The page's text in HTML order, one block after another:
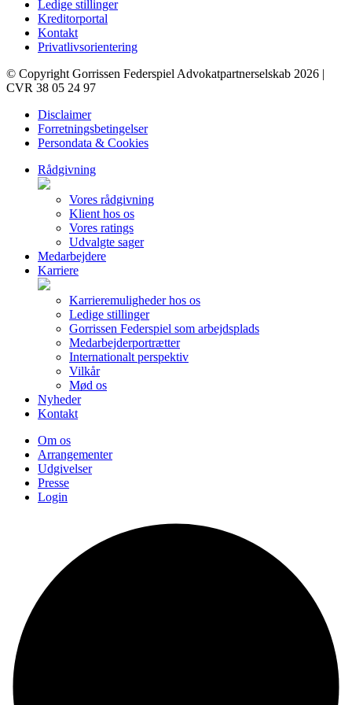
Ledige stillinger
Kreditorportal
Kontakt
Privatlivsorientering
© Copyright Gorrissen Federspiel Advokatpartnerselskab 2026 |
CVR 38 05 24 97
Disclaimer
Forretningsbetingelser
Persondata & Cookies
Rådgivning
Vores rådgivning
Klient hos os
Vores ratings
Udvalgte sager
Medarbejdere
Karriere
Karrieremuligheder hos os
Ledige stillinger
Gorrissen Federspiel som arbejdsplads
Medarbejderportrætter
Internationalt perspektiv
Vilkår
Mød os
Nyheder
Kontakt
Om os
Arrangementer
Udgivelser
Presse
Login